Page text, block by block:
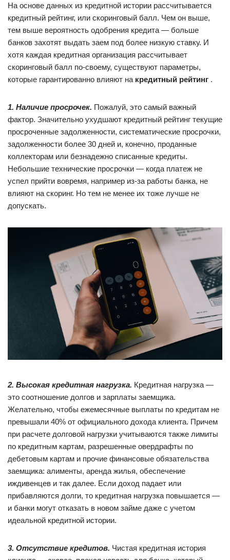
На основе данных из кредитной истории рассчитывается
кредитный рейтинг, или скоринговый балл. Чем он выше,
тем выше вероятность одобрения кредита — больше
банков захотят выдать заем под более низкую ставку. И
хотя каждая кредитная организация рассчитывает
скоринговый балл по-своему, существуют параметры,
которые гарантированно влияют на кредитный рейтинг .
1. Наличие просрочек. Пожалуй, это самый важный
фактор. Значительно ухудшают кредитный рейтинг текущие
просроченные задолженности, систематические просрочки,
задолженности более 30 дней и, конечно, проданные
коллекторам или безнадежно списанные кредиты.
Небольшие технические просрочки — когда платеж не
успел прийти вовремя, например из-за работы банка, не
влияют на скоринг. Но тем не менее их тоже лучше не
допускать.
2. Высокая кредитная нагрузка. Кредитная нагрузка —
это соотношение долгов и зарплаты заемщика.
Желательно, чтобы ежемесячные выплаты по кредитам не
превышали 40% от официального дохода клиента. Причем
при расчете долговой нагрузки учитываются также лимиты
по кредитным картам, разрешенные овердрафты по
дебетовым картам и прочие финансовые обязательства
заемщика: алименты, аренда жилья, обеспечение
иждивенцев и так далее. Если доход падает или
прибавляются долги, то кредитная нагрузка повышается —
и банки могут отказать в новом займе даже с учетом
идеальной кредитной истории.
3. Отсутствие кредитов. Чистая кредитная история